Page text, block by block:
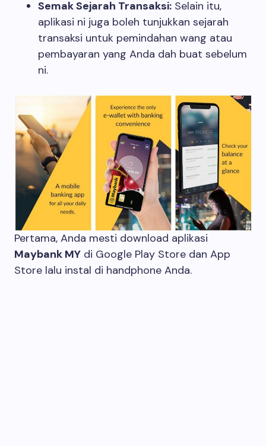
Semak Sejarah Transaksi: Selain itu,
aplikasi ni juga boleh tunjukkan sejarah
transaksi untuk pemindahan wang atau
pembayaran yang Anda dah buat sebelum
ni.
Pertama, Anda mesti download aplikasi
Maybank MY di Google Play Store dan App
Store lalu instal di handphone Anda.